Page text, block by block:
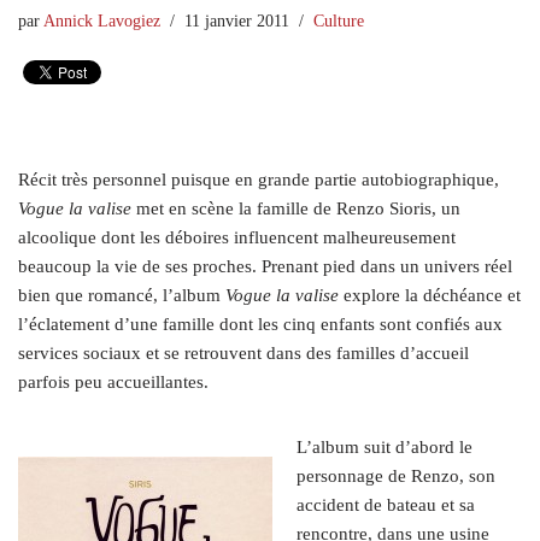
par Annick Lavogiez 11 janvier 2011 Culture
Récit très personnel puisque en grande partie autobiographique,
Vogue la valise met en scène la famille de Renzo Sioris, un
alcoolique dont les déboires influencent malheureusement
beaucoup la vie de ses proches. Prenant pied dans un univers réel
bien que romancé, l’album Vogue la valise explore la déchéance et
l’éclatement d’une famille dont les cinq enfants sont confiés aux
services sociaux et se retrouvent dans des familles d’accueil
parfois peu accueillantes.
L’album suit d’abord le
personnage de Renzo, son
accident de bateau et sa
rencontre, dans une usine